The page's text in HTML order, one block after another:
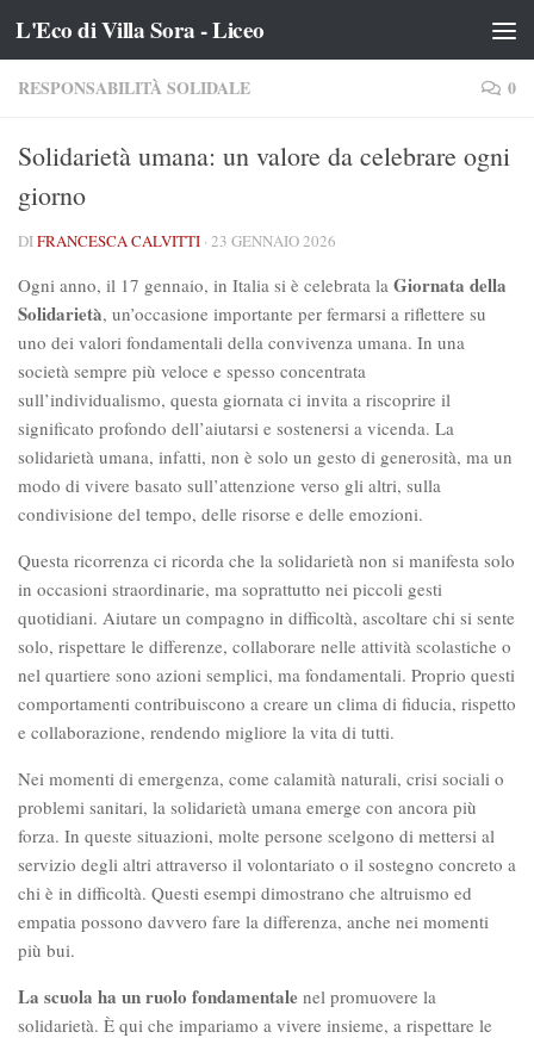
Salta al contenuto
L'Eco di Villa Sora - Liceo
RESPONSABILITÀ SOLIDALE 0
Solidarietà umana: un valore da celebrare ogni
giorno
DIFRANCESCA CALVITTI · 23 GENNAIO 2026
Ogni anno, il 17 gennaio, in Italia si è celebrata la Giornata della
Solidarietà, un’occasione importante per fermarsi a riflettere su
uno dei valori fondamentali della convivenza umana. In una
società sempre più veloce e spesso concentrata
sull’individualismo, questa giornata ci invita a riscoprire il
significato profondo dell’aiutarsi e sostenersi a vicenda. La
solidarietà umana, infatti, non è solo un gesto di generosità, ma un
modo di vivere basato sull’attenzione verso gli altri, sulla
condivisione del tempo, delle risorse e delle emozioni.
Questa ricorrenza ci ricorda che la solidarietà non si manifesta solo
in occasioni straordinarie, ma soprattutto nei piccoli gesti
quotidiani. Aiutare un compagno in difficoltà, ascoltare chi si sente
solo, rispettare le differenze, collaborare nelle attività scolastiche o
nel quartiere sono azioni semplici, ma fondamentali. Proprio questi
comportamenti contribuiscono a creare un clima di fiducia, rispetto
e collaborazione, rendendo migliore la vita di tutti.
Nei momenti di emergenza, come calamità naturali, crisi sociali o
problemi sanitari, la solidarietà umana emerge con ancora più
forza. In queste situazioni, molte persone scelgono di mettersi al
servizio degli altri attraverso il volontariato o il sostegno concreto a
chi è in difficoltà. Questi esempi dimostrano che altruismo ed
empatia possono davvero fare la differenza, anche nei momenti
più bui.
La scuola ha un ruolo fondamentale nel promuovere la
solidarietà. È qui che impariamo a vivere insieme, a rispettare le